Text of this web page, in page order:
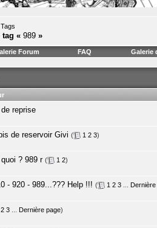
Tags
tag « 989 »
Forum FAQ Galerie
reprise
de reservoir Givi ( 1 2 3)
? 989 r ( 1 2)
- 920 - 989...??? Help !!! ( 1 2 3
2 3 Dernière page)